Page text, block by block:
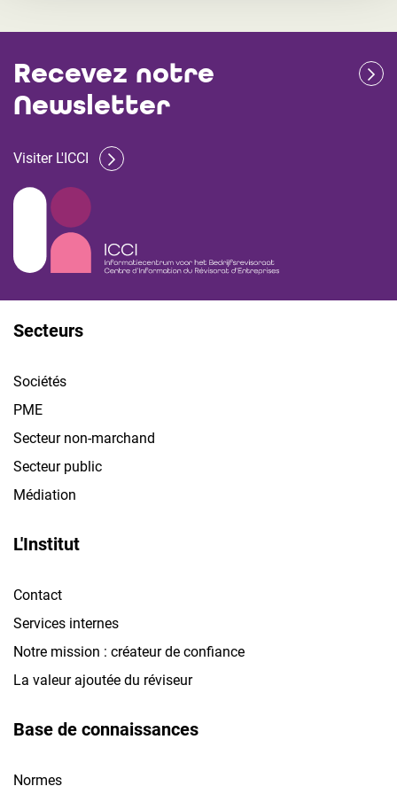
Recevez notre
Newsletter
Visiter L'ICCI
Secteurs
Sociétés
PME
Secteur non-marchand
Secteur public
Médiation
L'Institut
Contact
Services internes
Notre mission : créateur de confiance
La valeur ajoutée du réviseur
Base de connaissances
Normes